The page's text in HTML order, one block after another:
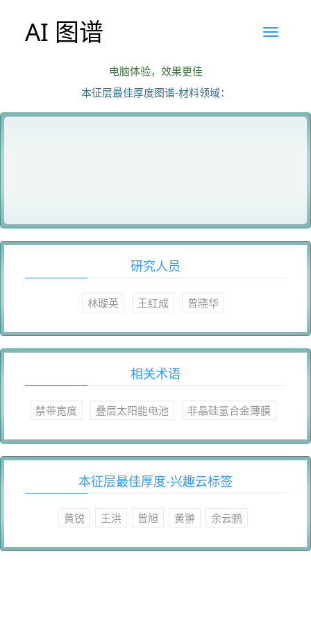
AI 图谱
电脑体验，效果更佳
本征层最佳厚度图谱-材料领域：
研究人员
林璇英 王红成 曾晓华
相关术语
禁带宽度 叠层太阳能电池 非晶硅氢合金薄膜
本征层最佳厚度-兴趣云标签
黄锐 王洪 曾旭 黄翀 余云鹏